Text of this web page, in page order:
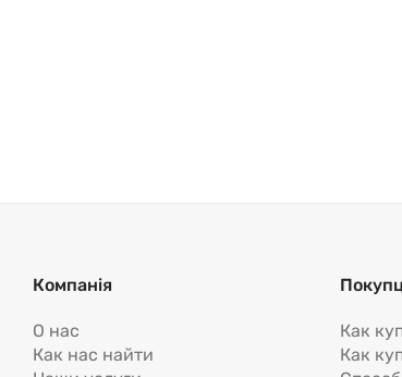
Компанія
О нас
Как нас найти
Как
Как